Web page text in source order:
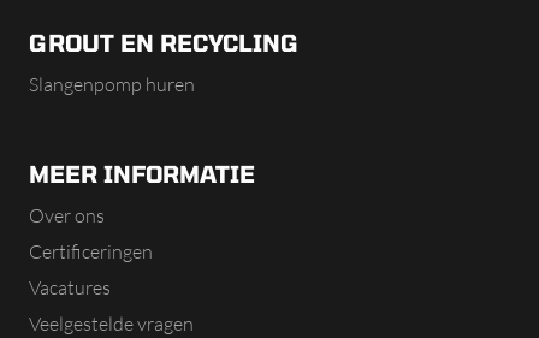
GROUT EN RECYCLING
Slangenpomp huren
MEER INFORMATIE
Over ons
Certificeringen
Vacatures
Veelgestelde vragen